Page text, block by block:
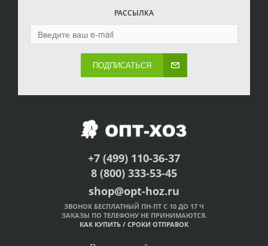
РАССЫЛКА
ПОДПИСАТЬСЯ
+7 (499) 110-36-37
8 (800) 333-53-45
shop@opt-hoz.ru
ЗВОНОК БЕСПЛАТНЫЙ ПН-ПТ С 10 ДО 17 Ч
ЗАКАЗЫ ПО ТЕЛЕФОНУ НЕ ПРИНИМАЮТСЯ.
КАК КУПИТЬ / СРОКИ ОТПРАВОК